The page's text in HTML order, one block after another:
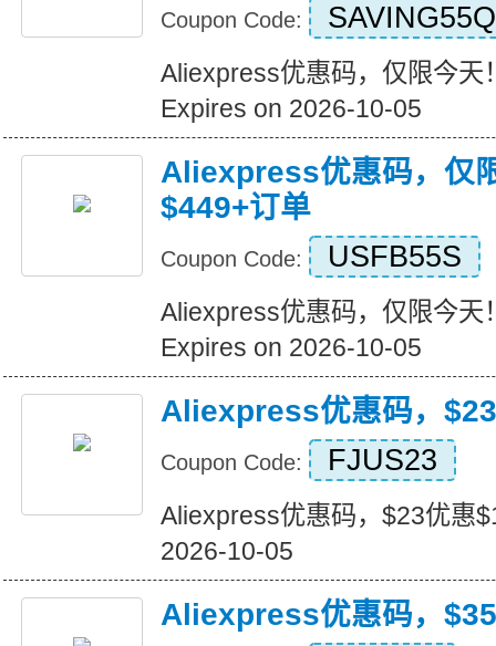
Coupon Code: SAVING55Q
Aliexpress优惠码，仅限今天
Expires on 2026-10-05
Aliexpress优惠码，仅
$449+订单
Coupon Code: USFB55S
Aliexpress优惠码，仅限今天
Expires on 2026-10-05
Aliexpress优惠码，
Coupon Code: FJUS23
Aliexpress优惠码，$23优惠
2026-10-05
Aliexpress优惠码，